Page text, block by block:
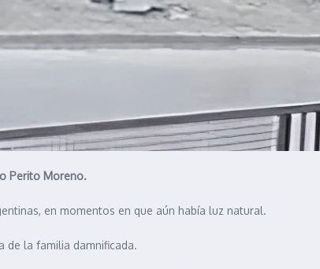
Perito Moreno.
en momentos en que aún había luz natural.
de la familia damnificada.